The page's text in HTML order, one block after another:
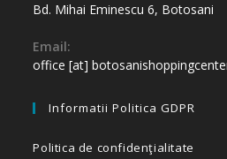
Bd. Mihai Eminescu 6, Botosani
Email:
office [at]
Informatii Politica GDPR
Politica de confidenţialitate